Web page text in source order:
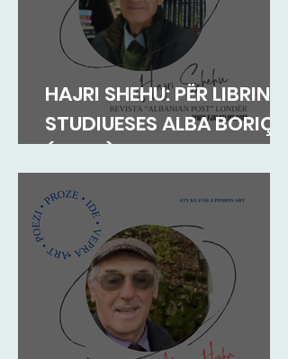
HAJRI SHEHU: PËR LIBRIN E
STUDIUESES ALBA BORIÇI
(GEGA)